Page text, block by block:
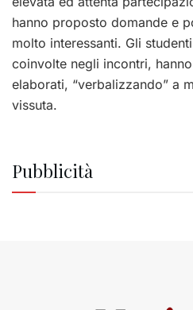
hanno proposto domande e
molto interessanti. Gli
coinvolte negli incontri,
elaborati, “verbalizzando” a
vissuta.
Pubblicità